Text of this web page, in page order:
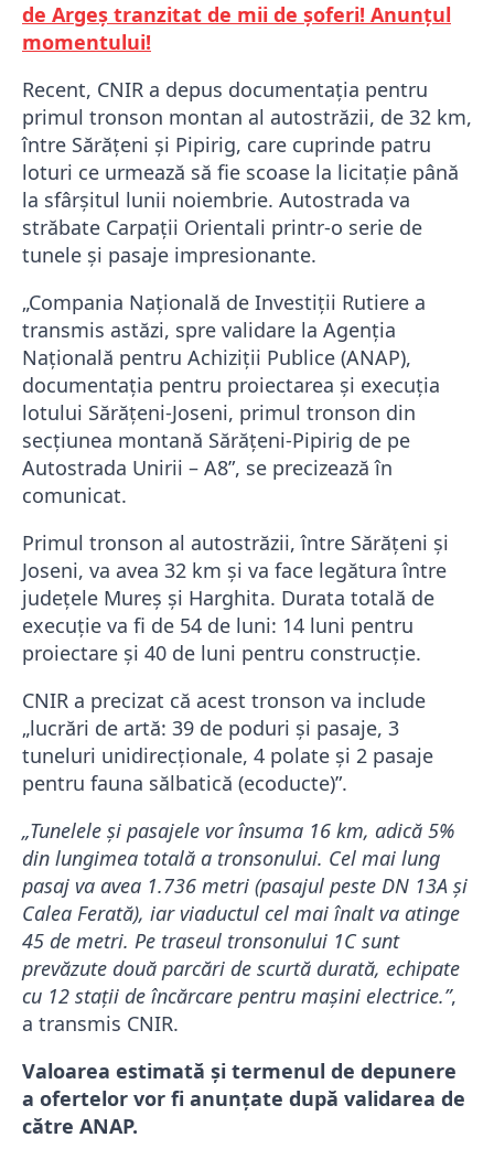
de Argeș tranzitat de mii de șoferi! Anunțul
momentului!
Recent, CNIR a depus documentația pentru
primul tronson montan al autostrăzii, de 32 km,
între Sărățeni și Pipirig, care cuprinde patru
loturi ce urmează să fie scoase la licitație până
la sfârșitul lunii noiembrie. Autostrada va
străbate Carpații Orientali printr-o serie de
tunele și pasaje impresionante.
„Compania Națională de Investiții Rutiere a
transmis astăzi, spre validare la Agenția
Națională pentru Achiziții Publice (ANAP),
documentația pentru proiectarea și execuția
lotului Sărățeni-Joseni, primul tronson din
secțiunea montană Sărățeni-Pipirig de pe
Autostrada Unirii – A8”, se precizează în
comunicat.
Primul tronson al autostrăzii, între Sărățeni și
Joseni, va avea 32 km și va face legătura între
județele Mureș și Harghita. Durata totală de
execuție va fi de 54 de luni: 14 luni pentru
proiectare și 40 de luni pentru construcție.
CNIR a precizat că acest tronson va include
„lucrări de artă: 39 de poduri și pasaje, 3
tuneluri unidirecționale, 4 polate și 2 pasaje
pentru fauna sălbatică (ecoducte)”.
„Tunelele și pasajele vor însuma 16 km, adică 5%
din lungimea totală a tronsonului. Cel mai lung
pasaj va avea 1.736 metri (pasajul peste DN 13A și
Calea Ferată), iar viaductul cel mai înalt va atinge
45 de metri. Pe traseul tronsonului 1C sunt
prevăzute două parcări de scurtă durată, echipate
cu 12 stații de încărcare pentru mașini electrice.”,
a transmis CNIR.
Valoarea estimată și termenul de depunere
a ofertelor vor fi anunțate după validarea de
către ANAP.